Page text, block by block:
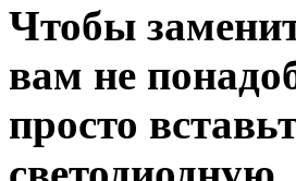
Чтобы
вам не
просто